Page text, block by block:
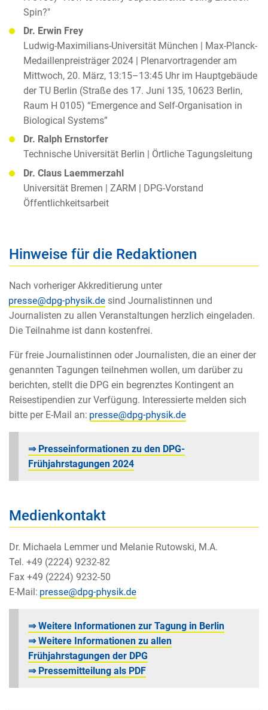
Spin?"
Dr. Erwin Frey
Ludwig-Maximilians-Universität München | Max-Planck-
Medaillenpreisträger 2024 | Plenarvortragender am
Mittwoch, 20. März, 13:15–13:45 Uhr im Hauptgebäude
der TU Berlin (Straße des 17. Juni 135, 10623 Berlin,
Raum H 0105) “Emergence and Self-Organisation in
Biological Systems”
Dr. Ralph Ernstorfer
Technische Universität Berlin | Örtliche Tagungsleitung
Dr. Claus Laemmerzahl
Universität Bremen | ZARM | DPG-Vorstand
Öffentlichkeitsarbeit
Hinweise für die Redaktionen
Nach vorheriger Akkreditierung unter
sind Journalistinnen und
Journalisten zu allen Veranstaltungen herzlich eingeladen.
Die Teilnahme ist dann kostenfrei.
Für freie Journalistinnen oder Journalisten, die an einer der
genannten Tagungen teilnehmen wollen, um darüber zu
berichten, stellt die DPG ein begrenztes Kontingent an
Reisestipendien zur Verfügung. Interessierte melden sich
bitte per E-Mail an:
⇒ Presseinformationen zu den DPG-
Frühjahrstagungen 2024
Medienkontakt
Dr. Michaela Lemmer und Melanie Rutowski, M.A.
Tel. +49 (2224) 9232-82
Fax +49 (2224) 9232-50
E-Mail:
⇒ Weitere Informationen zur Tagung in Berlin
⇒ Weitere Informationen zu allen
Frühjahrstagungen der DPG
⇒ Pressemitteilung als PDF